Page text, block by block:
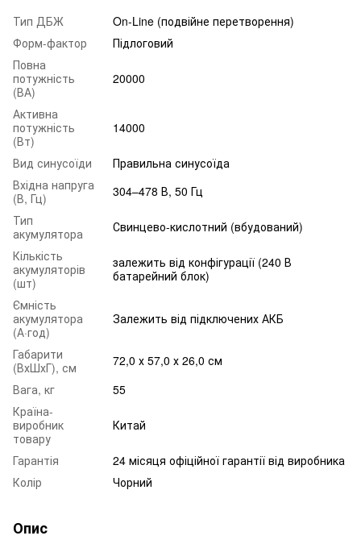
Тип ДБЖ
On-Line (подвійне перетворення)
Форм-фактор
Підлоговий
Повна
потужність
(ВА)
20000
Активна
потужність
(Вт)
14000
Вид синусоїди
Правильна синусоїда
Вхідна напруга
(В, Гц)
304–478 В, 50 Гц
Тип
акумулятора
Свинцево-кислотний (вбудований)
Кількість
акумуляторів
(шт)
залежить від конфігурації (240 В
батарейний блок)
Ємність
акумулятора
(А·год)
Залежить від підключених АКБ
Габарити
(ВхШхГ), см
72,0 х 57,0 х 26,0 см
Вага, кг
55
Країна-
виробник
товару
Китай
Гарантія
24 місяця офіційної гарантії від виробника
Колір
Чорний
Опис